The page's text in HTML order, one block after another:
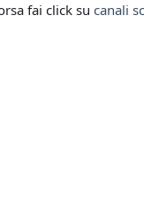
fai click su canali